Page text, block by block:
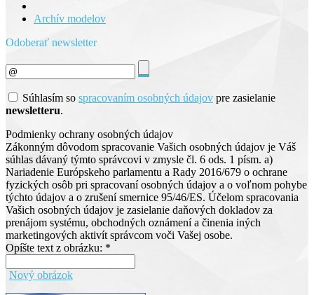
Archív modelov
Odoberať newsletter
Súhlasím so spracovaním osobných údajov pre zasielanie
newsletteru.
Podmienky ochrany osobných údajov
Zákonným dôvodom spracovanie Vašich osobných údajov je Váš
súhlas dávaný týmto správcovi v zmysle čl. 6 ods. 1 písm. a)
Nariadenie Európskeho parlamentu a Rady 2016/679 o ochrane
fyzických osôb pri spracovaní osobných údajov a o voľnom pohybe
týchto údajov a o zrušení smernice 95/46/ES. Účelom spracovania
Vašich osobných údajov je zasielanie daňových dokladov za
prenájom systému, obchodných oznámení a činenia iných
marketingových aktivít správcom voči Vašej osobe.
Opíšte text z obrázku: *
Nový obrázok